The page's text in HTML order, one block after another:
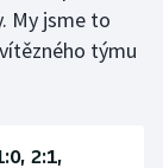
My jsme to
týmu
2:1,